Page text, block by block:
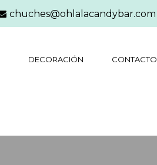
chuches@ohlalacandybar.com
DECORACIÓN CONTACTO